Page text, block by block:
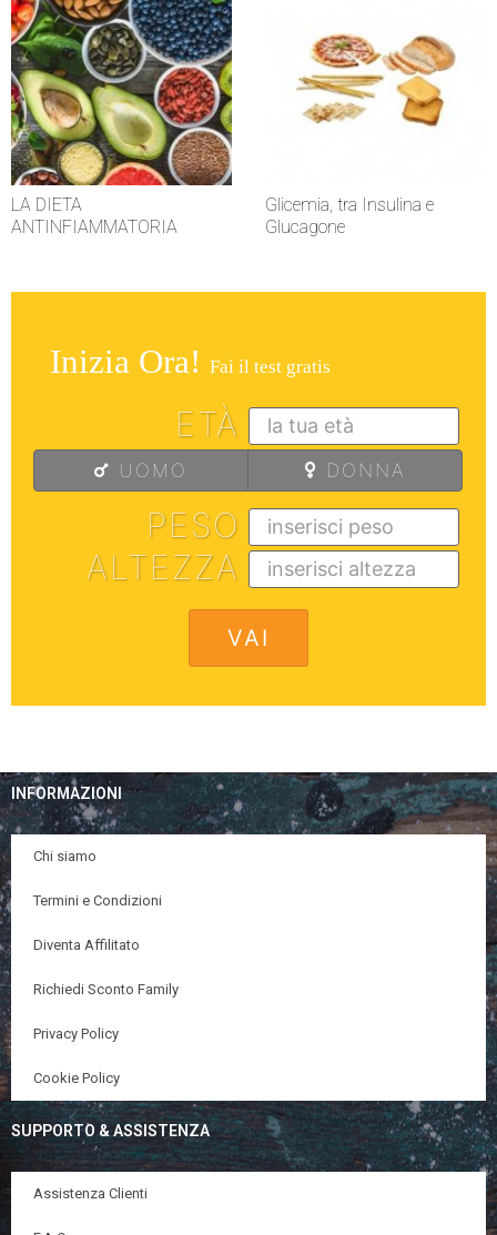
LA DIETA
ANTINFIAMMATORIA
Glicemia, tra Insulina e
Glucagone
Inizia Ora! Fai il test gratis
ETÀ
UOMO DONNA
PESO
ALTEZZA
INFORMAZIONI
Chi siamo
Termini e Condizioni
Diventa Affilitato
Richiedi Sconto Family
Privacy Policy
Cookie Policy
SUPPORTO & ASSISTENZA
Assistenza Clienti